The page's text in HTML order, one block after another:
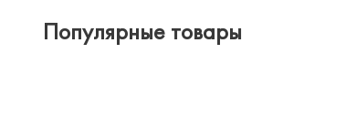
Популярные товары